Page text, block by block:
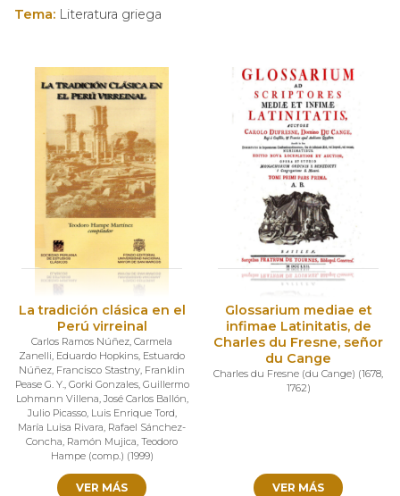
Tema: Literatura griega
La tradición clásica en el
Perú virreinal
Carlos Ramos Núñez, Carmela
Zanelli, Eduardo Hopkins, Estuardo
Núñez, Francisco Stastny, Franklin
Pease G. Y., Gorki Gonzales, Guillermo
Lohmann Villena,José Carlos Ballón,
Julio Picasso, Luis Enrique Tord,
María Luisa Rivara, Rafael Sánchez-
Concha, Ramón Mujica, Teodoro
Hampe (comp.) (1999)
VER MÁS
Glossarium mediae et
infimae Latinitatis, de
Charles du Fresne, señor
du Cange
Charles du Fresne (du Cange) (1678,
1762)
VER MÁS